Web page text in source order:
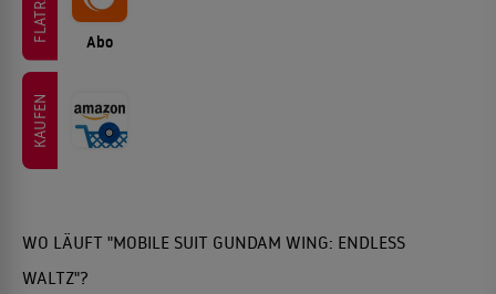
Abo
KAUFEN
WO LÄUFT "MOBILE SUIT GUNDAM WING: ENDLESS
WALTZ"?